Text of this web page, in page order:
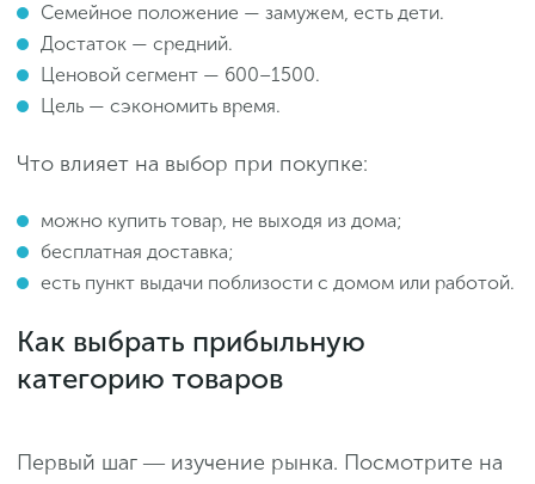
Семейное положение — замужем, есть дети.
Достаток — средний.
Ценовой сегмент — 600–1500.
Цель — сэкономить время.
Что влияет на выбор при покупке:
можно купить товар, не выходя из дома;
бесплатная доставка;
есть пункт выдачи поблизости с домом или работой.
Как выбрать прибыльную
категорию товаров
Первый шаг ― изучение рынка. Посмотрите на